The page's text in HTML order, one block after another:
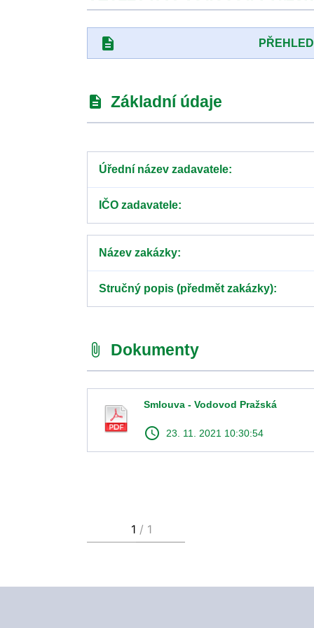
description PŘEHLED
description Základní údaje
Úřední název zadavatele
IČO zadavatele
Název zakázky
Stručný popis (předmět zakázky)
attach_file Dokumenty
Smlouva - Vodovod Pražská
access_time 23. 11. 2021 10:30:54